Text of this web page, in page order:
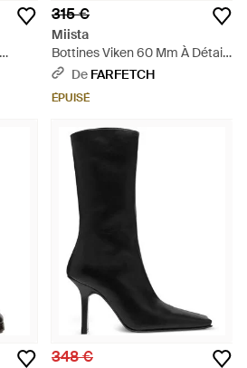
315 €
Miista
Bottines Viken 60 Mm À Détails
De Coutures - Noir
De FARFETCH
ÉPUISÉ
348 €